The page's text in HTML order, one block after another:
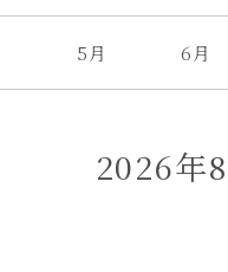
5月 6月
2026年